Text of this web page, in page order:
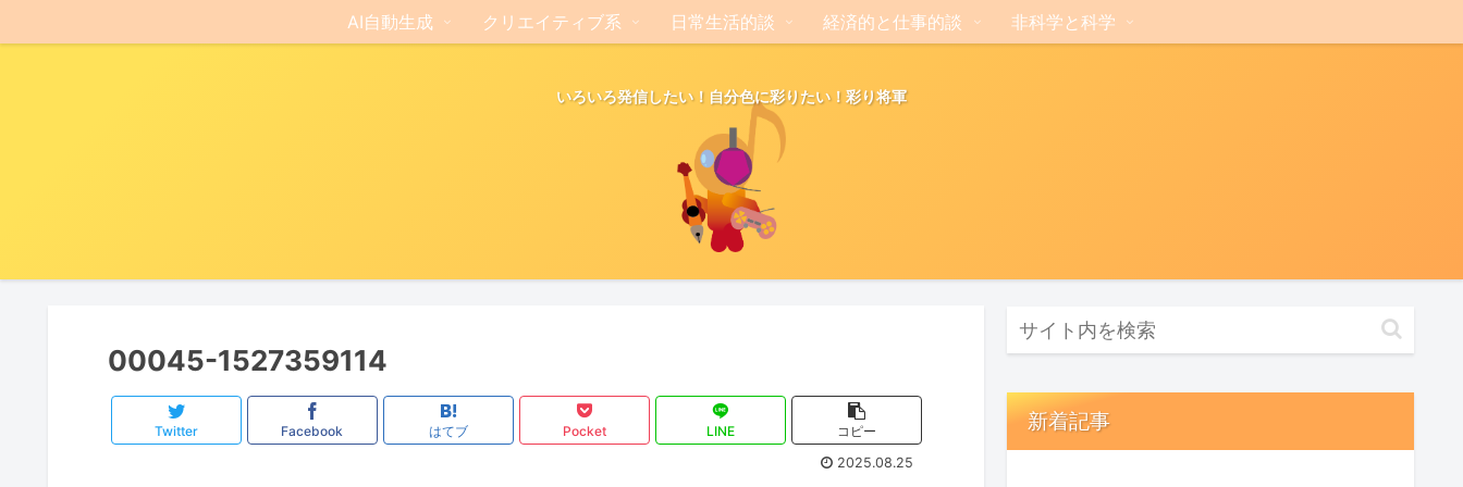
いろいろ発信したい！自分色に彩りたい！彩り将軍
AI自動生成 クリエイティブ系 日常生活的談 経済的と仕事的談 非科学と科学
00045-1527359114
Twitter Facebook はてブ Pocket LINE
コピー
2025.08.25
新着記事